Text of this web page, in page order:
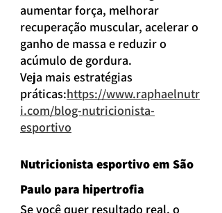
aumentar força, melhorar
recuperação muscular, acelerar o
ganho de massa e reduzir o
acúmulo de gordura.
Veja mais estratégias
práticas:https://www.raphaelnutr
i.com/blog-nutricionista-
esportivo
Nutricionista esportivo em São
Paulo para hipertrofia
Se você quer resultado real, o